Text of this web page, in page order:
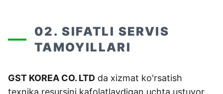
02. SIFATLI SERVIS
TAMOYILLARI
GST KOREA CO. LTD da xizmat ko'rsatish
texnika resursini kafolatlaydigan uchta ustuvor